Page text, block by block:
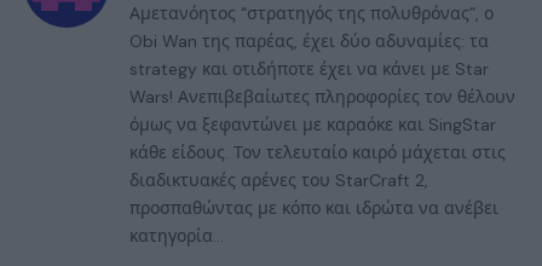
Αμετανόητος “στρατηγός της πολυθρόνας”, ο
Obi Wan της παρέας, έχει δύο αδυναμίες: τα
strategy και οτιδήποτε έχει να κάνει με Star
Wars! Ανεπιβεβαίωτες πληροφορίες τον θέλουν
όμως να ξεφαντώνει με καραόκε και SingStar
κάθε είδους. Τον τελευταίο καιρό μάχεται στις
διαδικτυακές αρένες του StarCraft 2,
προσπαθώντας με κόπο και ιδρώτα να ανέβει
κατηγορία...